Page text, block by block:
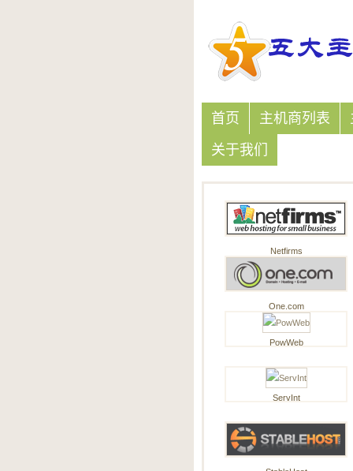
首页 主机商列表
关于我们
Netfirms
One.com
PowWeb
ServInt